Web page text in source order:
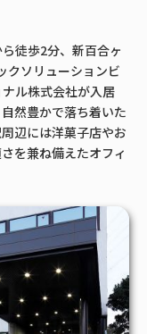
徒歩2分、新百合ヶ
クソリューションビ
ル株式会社が入居
然豊かで落ち着いた
辺には洋菓子店やお
を兼ね備えたオフィ